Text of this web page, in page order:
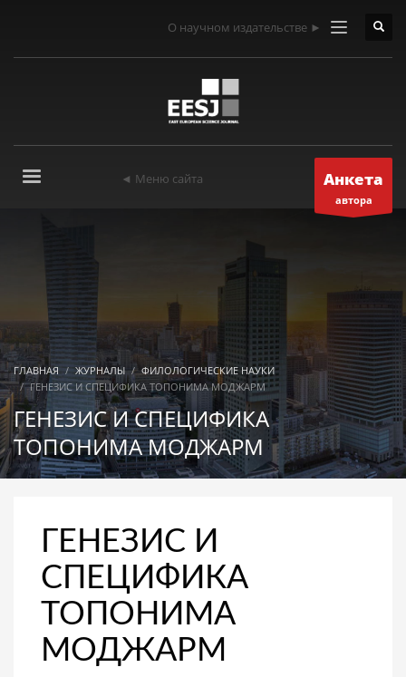
О научном издательстве ►
◄ Меню сайта Анкета
автора
ГЛАВНАЯ ЖУРНАЛЫ
ФИЛОЛОГИЧЕСКИЕ НАУКИ
ГЕНЕЗИС И СПЕЦИФИКА ТОПОНИМА МОДЖАРМ
ГЕНЕЗИС И СПЕЦИФИКА
ТОПОНИМА МОДЖАРМ
ГЕНЕЗИС И
СПЕЦИФИКА
ТОПОНИМА
МОДЖАРМ